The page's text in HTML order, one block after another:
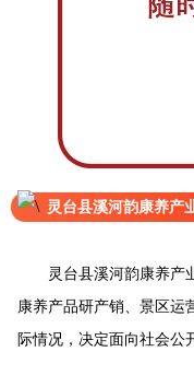
灵台县溪河韵康养产
灵台县溪河韵康养产业
康养产品研产销、景区运
际情况，决定面向社会公